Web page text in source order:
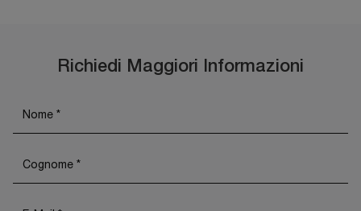
Richiedi Maggiori Informazioni